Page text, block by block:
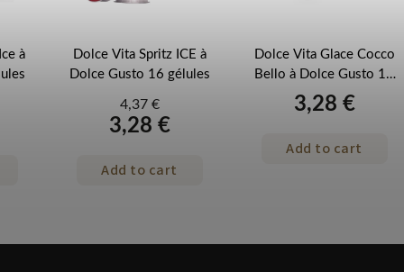
à
Dolce Vita Spritz ICE à
Dolce Gusto 16 gélules
4,37 €
3,28 €
Add to cart
Dolce Vita Glace Cocco
Bello à Dolce Gusto 16
gélules
3,28 €
Add to cart